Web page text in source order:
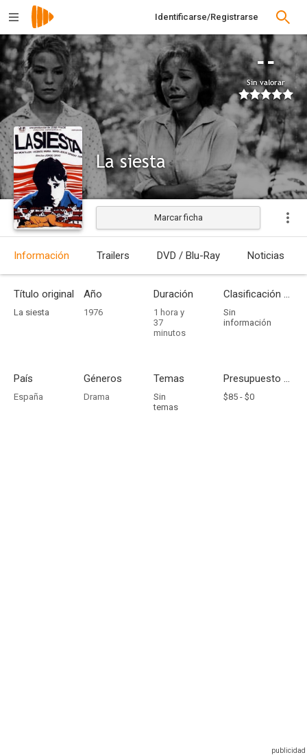
Identificarse/Registrarse
--
Sin valorar
La siesta
Estrenada
Marcar ficha
Información Trailers DVD / Blu-Ray Noticias
Título original
La siesta
Año
1976
Duración
1 hora y
37
minutos
Clasificación por edades
Sin
información
País
España
Géneros
Drama
Temas
Sin
temas
Presupuesto - Ingresos
$85 - $0